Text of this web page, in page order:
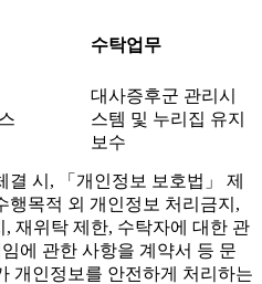
수탁업무
대사증후군 관리시
스템 및 누리집 유지
보수
시, 「개인정보 보호법」 제
행목적 외 개인정보 처리금지,
, 재위탁 제한, 수탁자에 대한 관
에 관한 사항을 계약서 등 문
개인정보를 안전하게 처리하는